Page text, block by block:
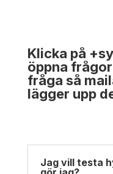
Klicka på
öppna
fråga så
lägger upp
Jag vill testa